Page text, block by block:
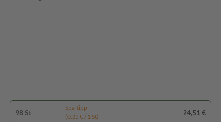
98 St
Spartipp
(0,25 € / 1 St)
24,51 €